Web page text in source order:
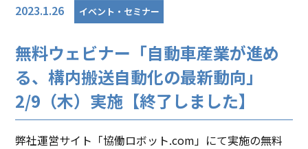
2023.1.26 イベント・セミナー
無料ウェビナー「自動車産業が進め
る、構内搬送自動化の最新動向」
2/9（木）実施【終了しました】
弊社運営サイト「協働ロボット.com」にて実施の無料